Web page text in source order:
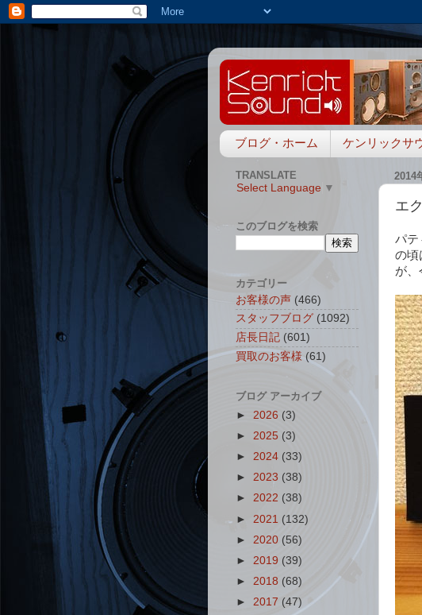
ブログ・ホーム ケンリックサ
2014
エ
パテ
の頃
が、
TRANSLATE
Select Language ▼
このブログを検索
カテゴリー
お客様の声 (466)
スタッフブログ (1092)
店長日記 (601)
買取のお客様 (61)
ブログ アーカイブ
► 2026 (3)
► 2025 (3)
► 2024 (33)
► 2023 (38)
► 2022 (38)
► 2021 (132)
► 2020 (56)
► 2019 (39)
► 2018 (68)
► 2017 (47)